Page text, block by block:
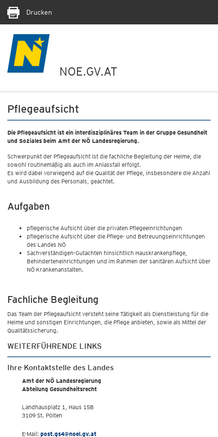
Drucken
NOE.GV.AT
Pflegeaufsicht
Die Pflegeaufsicht ist ein interdisziplinäres Team in der Gruppe Gesundheit
und Soziales beim Amt der NÖ Landesregierung.
Schwerpunkt der Pflegeaufsicht ist die fachliche Begleitung der Heime, die
sowohl routinemäßig als auch im Anlassfall erfolgt.
Es wird dabei vorwiegend auf die Qualität der Pflege, insbesondere die Anzahl
und Ausbildung des Personals, geachtet.
Aufgaben
pflegerische Aufsicht über die privaten Pflegeeinrichtungen
pflegerische Aufsicht über die Pflege- und Betreuungseinrichtungen
des Landes NÖ
Sachverständigen-Gutachten hinsichtlich Hauskrankenpflege,
Behinderteneinrichtungen und im Rahmen der sanitären Aufsicht über
NÖ Krankenanstalten.
Fachliche Begleitung
Das Team der Pflegeaufsicht versteht seine Tätigkeit als Dienstleistung für die
Heime und sonstigen Einrichtungen, die Pflege anbieten, sowie als Mittel der
Qualitätssicherung.
WEITERFÜHRENDE LINKS
Ihre Kontaktstelle des Landes
Amt der NÖ Landesregierung
Abteilung Gesundheitsrecht
Landhausplatz 1, Haus 15B
3109 St. Pölten
E-Mail: post.gs4@noel.gv.at